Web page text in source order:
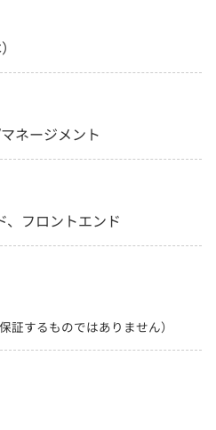
ネージメント
フロントエンド
証するものではありません）